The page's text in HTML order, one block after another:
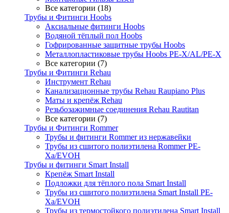
Все категории (18)
Трубы и Фитинги Hoobs
Аксиальные фитинги Hoobs
Водяной тёплый пол Hoobs
Гофрированные защитные трубы Hoobs
Металлопластиковые трубы Hoobs PE-X/AL/PE-X
Все категории (7)
Трубы и Фитинги Rehau
Инструмент Rehau
Канализационные трубы Rehau Raupiano Plus
Маты и крепёж Rehau
Резьбозажимные соединения Rehau Rautitan
Все категории (7)
Трубы и Фитинги Rommer
Трубы и фитинги Rommer из нержавейки
Трубы из сшитого полиэтилена Rommer PE-
Xa/EVOH
Трубы и фитинги Smart Install
Крепёж Smart Install
Подложки для тёплого пола Smart Install
Трубы из сшитого полиэтилена Smart Install PE-
Xa/EVOH
Трубы из термостойкого полиэтилена Smart Install